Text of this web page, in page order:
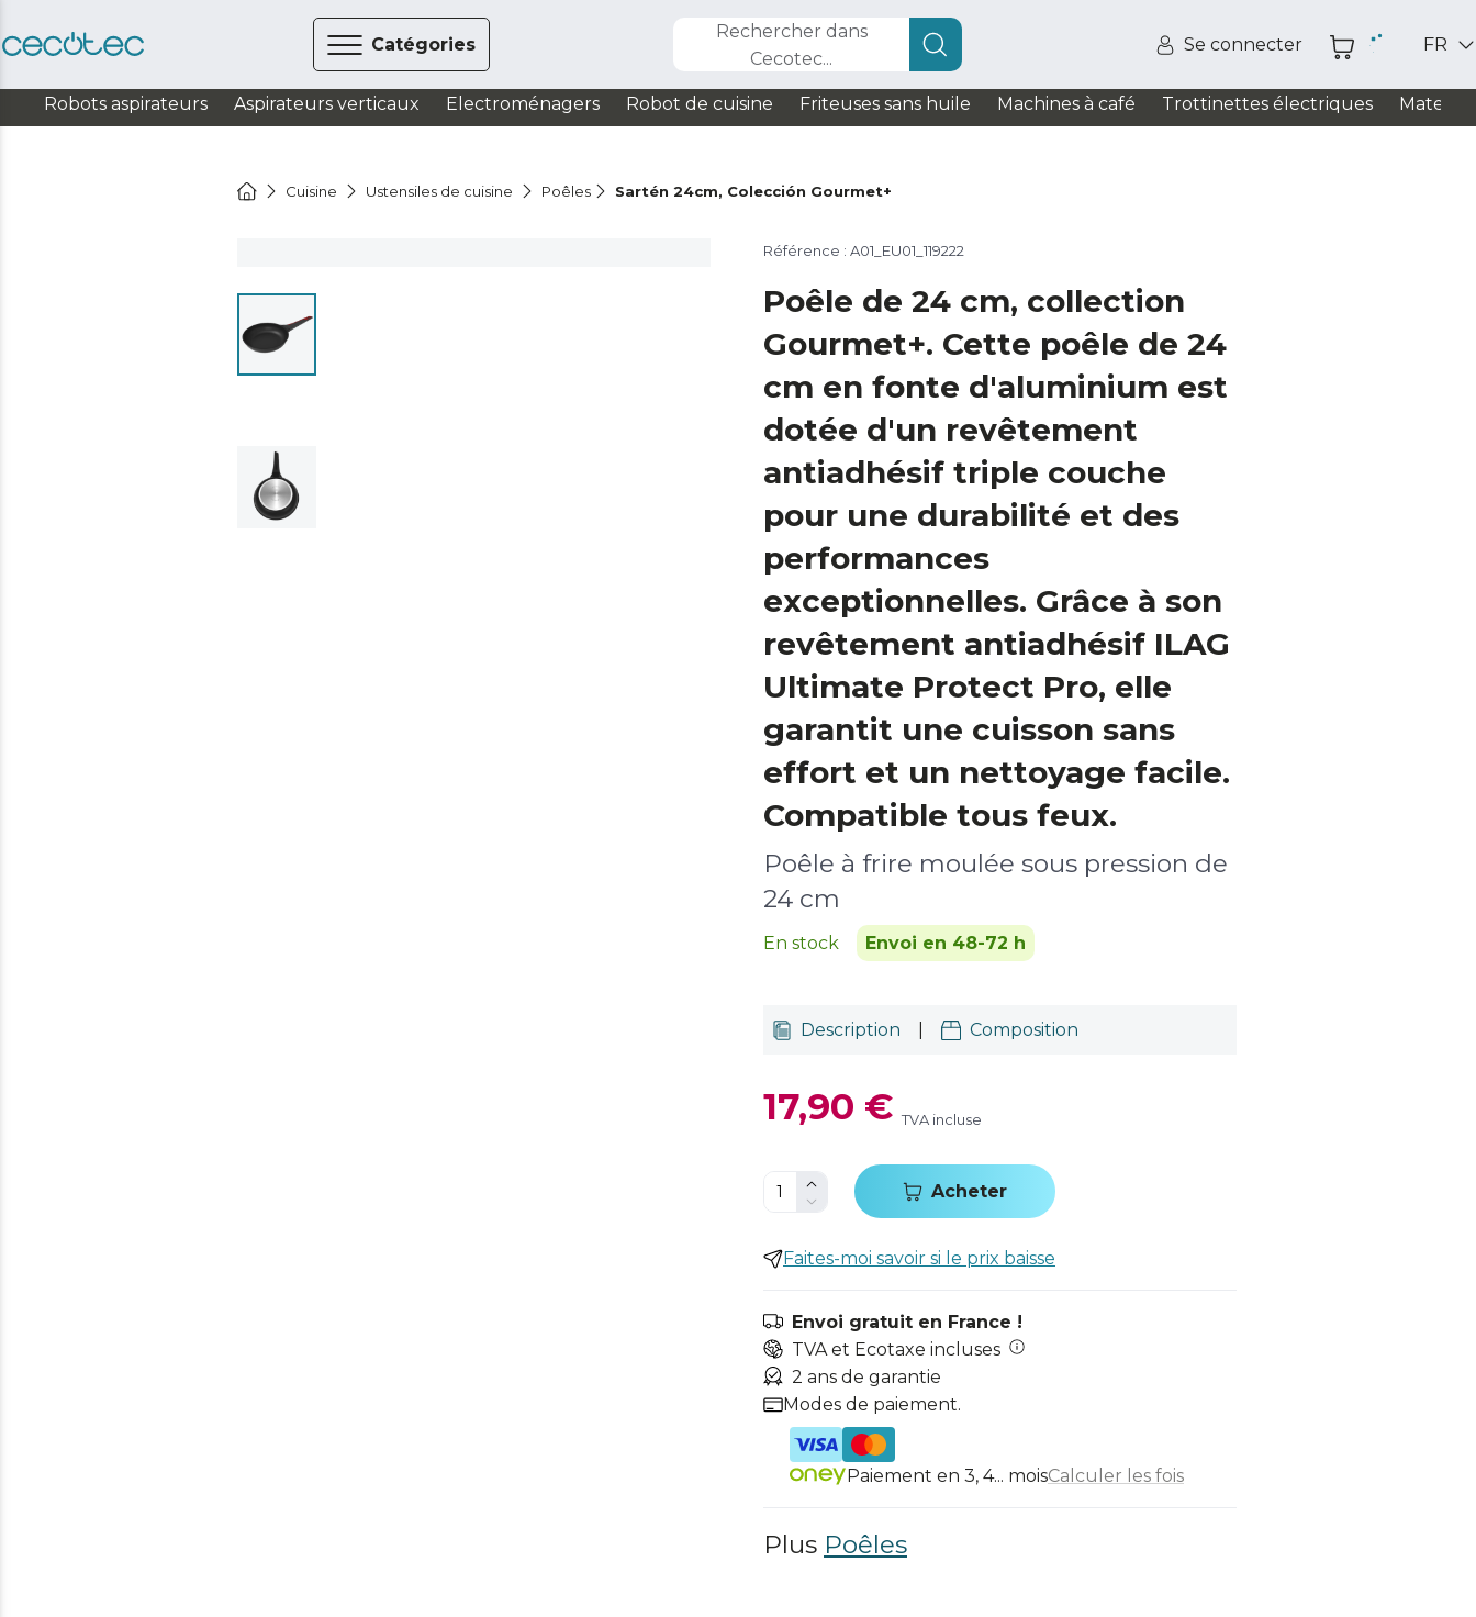
Catégories
Rechercher dans
Cecotec...
Se connecter FR
Robots aspirateurs Aspirateurs verticaux Electroménagers Robot de cuisine Friteuses sans huile Machines à café Trottinettes électriques Matelas
Cuisine Ustensiles de cuisine Poêles Sartén 24cm, Colección Gourmet+
Référence : A01_EU01_119222
Poêle de 24 cm, collection
Gourmet+. Cette poêle de 24
cm en fonte d'aluminium est
dotée d'un revêtement
antiadhésif triple couche
pour une durabilité et des
performances
exceptionnelles. Grâce à son
revêtement antiadhésif ILAG
Ultimate Protect Pro, elle
garantit une cuisson sans
effort et un nettoyage facile.
Compatible tous feux.
Poêle à frire moulée sous pression de
24 cm
En stock Envoi en 48-72 h
Description Composition
17,90 € TVA incluse
Acheter
Faites-moi savoir si le prix baisse
Envoi gratuit en France !
TVA et Ecotaxe incluses
2 ans de garantie
Modes de paiement.
Paiement en 3, 4... moisCalculer les fois
Plus Poêles